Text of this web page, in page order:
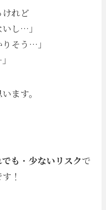
けれど
し…」
そう…」
ます。
も ・少ないリスクで
！